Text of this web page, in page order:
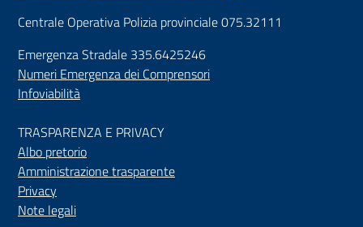
Centrale Operativa Polizia provinciale 075.32111
Emergenza Stradale 335.6425246
Numeri Emergenza dei Comprensori
Infoviabilità
TRASPARENZA E PRIVACY
Albo pretorio
Amministrazione trasparente
Privacy
Note legali